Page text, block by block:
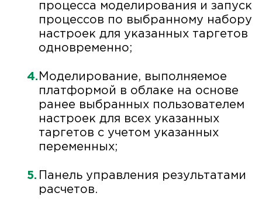
процесса моделирования и запуск
процессов по выбранному набору
настроек для указанных таргетов
одновременно;
Моделирование, выполняемое
платформой в облаке на основе
ранее выбранных пользователем
настроек для всех указанных
таргетов с учетом указанных
переменных;
Панель управления результатами
расчетов.